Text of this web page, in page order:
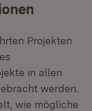
Projekten
in allen
werden.
wie mögliche